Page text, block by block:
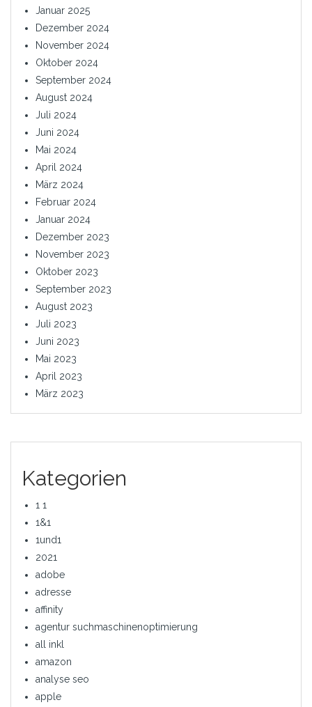
Januar 2025
Dezember 2024
November 2024
Oktober 2024
September 2024
August 2024
Juli 2024
Juni 2024
Mai 2024
April 2024
März 2024
Februar 2024
Januar 2024
Dezember 2023
November 2023
Oktober 2023
September 2023
August 2023
Juli 2023
Juni 2023
Mai 2023
April 2023
März 2023
Kategorien
1 1
1&1
1und1
2021
adobe
adresse
affinity
agentur suchmaschinenoptimierung
all inkl
amazon
analyse seo
apple